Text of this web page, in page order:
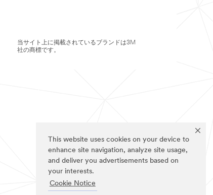
This website uses cookies on your device to
enhance site navigation, analyze site usage,
and deliver you advertisements based on
your interests.
Cookie Notice
当サイト上に掲載されているブランドは3M
社の商標です。